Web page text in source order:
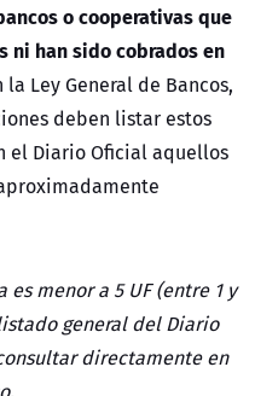
o cooperativas que
ni han sido cobrados en
la Ley General de Bancos,
deben listar estos
el Diario Oficial aquellos
menor a 5 UF (entre 1 y
general del Diario
directamente en